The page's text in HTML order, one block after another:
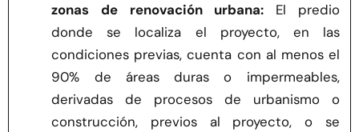
zonas de renovación urbana:
El predio
donde se localiza el proyecto, en las
condiciones previas, cuenta con al menos el
90% de áreas duras o impermeables,
derivadas de procesos de urbanismo o
construcción, previos al proyecto, o se